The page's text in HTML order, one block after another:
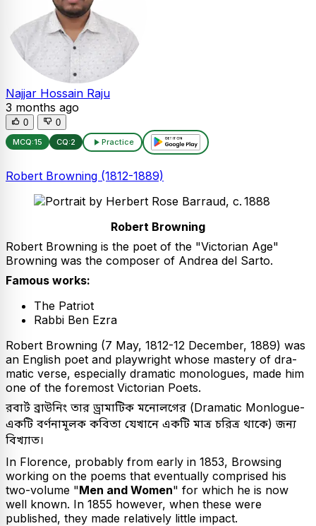
Najjar Hossain Raju
3 months ago
0 0
MCQ:15 CQ:2 Practice
Robert Browning (1812-1889)
Robert Browning
Robert Browning is the poet of the "Victorian Age"
Browning was the composer of Andrea del Sarto.
Famous works:
The Patriot
Rabbi Ben Ezra
Robert Browning (7 May, 1812-12 December, 1889) was
an English poet and playwright whose mastery of dra-
matic verse, especially dramatic monologues, made him
one of the foremost Victorian Poets.
রবার্ট ব্রাউনিং তার ড্রামাটিক মনোলগের (Dramatic Monlogue-
একটি বর্ণনামূলক কবিতা যেখানে একটি মাত্র চরিত্র থাকে) জন্য
বিখ্যাত।
In Florence, probably from early in 1853, Browsing
working on the poems that eventually comprised his
two-volume "Men and Women" for which he is now
well known. In 1855 however, when these were
published, they made relatively little impact.